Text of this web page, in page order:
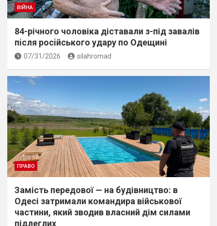
ВІЙНА
84-річного чоловіка діставали з-під завалів
пiсля росiйського удару по Одещині
07/31/2026 silahromad
ПРАВО
Замість передової — на будівництво: в
Одесі затримали командира військової
частини, який зводив власний дім силами
підлеглих